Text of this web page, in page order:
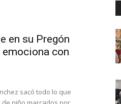
en su Pregón
con
sacó todo lo que